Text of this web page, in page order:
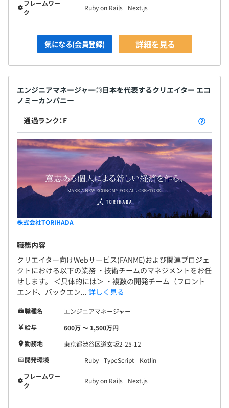
・PdM：1名
・UI/UX：1名
・Eng：4名
・Platform Team：3名
株式会社サイバーエージェントでメディア事業、アドテク
事業の開発責任者を歴任。
その後アドテク領域のスタートアップにて組織と事業の立
ち上げを推進し、楽天グループ株式会社への事業売却。同
社にてメディア事業のマネージャー職を経験。
フレームワー
ク
Ruby on Rails Next.js
気になる(会員登録) 詳細を見る
エンジニアマネージャー◎日本を代表するクリエイター エコ
ノミーカンパニー
通過ランク：F
株式会社TORIHADA
職務内容
クリエイター向けWebサービス(FANME)および関連プロジェ
クトにおける以下の業務 ・技術チームのマネジメントをお任
せします。 ＜具体的には＞ ・複数の開発チーム（フロント
エンド、バックエン... 詳しく見る
職種名
エンジニアマネージャー
給与
600万 〜 1,500万円
勤務地
東京都渋谷区道玄坂2-25-12
開発環境
Ruby TypeScript
Kotlin
フレームワー
ク
Ruby on Rails Next.js